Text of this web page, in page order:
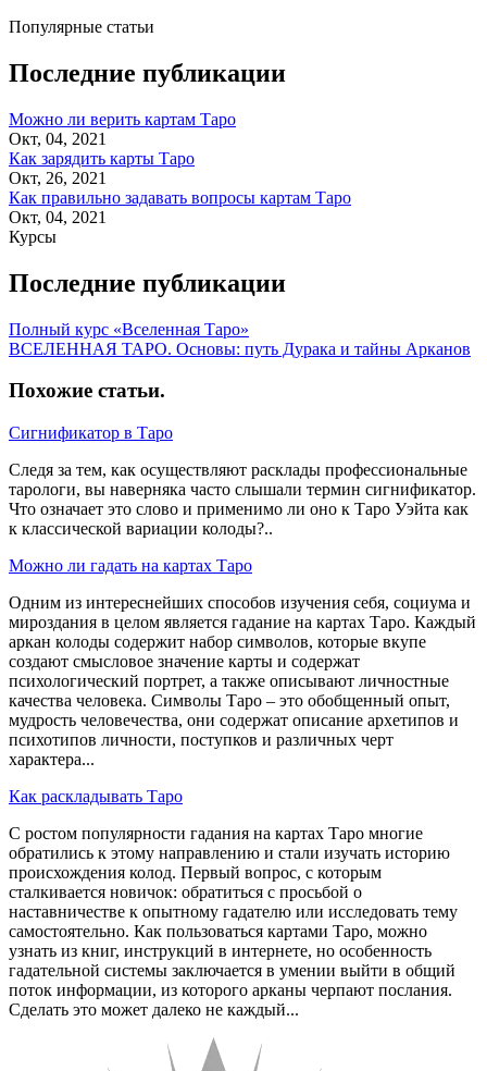
Популярные статьи
Последние публикации
Можно ли верить картам Таро
Окт, 04, 2021
Как зарядить карты Таро
Окт, 26, 2021
Как правильно задавать вопросы картам Таро
Окт, 04, 2021
Курсы
Последние публикации
Полный курс «Вселенная Таро»
ВСЕЛЕННАЯ ТАРО. Основы: путь Дурака и тайны Арканов
Похожие статьи.
Сигнификатор в Таро
Следя за тем, как осуществляют расклады профессиональные
тарологи, вы наверняка часто слышали термин сигнификатор.
Что означает это слово и применимо ли оно к Таро Уэйта как
к классической вариации колоды?..
Можно ли гадать на картах Таро
Одним из интереснейших способов изучения себя, социума и
мироздания в целом является гадание на картах Таро. Каждый
аркан колоды содержит набор символов, которые вкупе
создают смысловое значение карты и содержат
психологический портрет, а также описывают личностные
качества человека. Символы Таро – это обобщенный опыт,
мудрость человечества, они содержат описание архетипов и
психотипов личности, поступков и различных черт
характера...
Как раскладывать Таро
С ростом популярности гадания на картах Таро многие
обратились к этому направлению и стали изучать историю
происхождения колод. Первый вопрос, с которым
сталкивается новичок: обратиться с просьбой о
наставничестве к опытному гадателю или исследовать тему
самостоятельно. Как пользоваться картами Таро, можно
узнать из книг, инструкций в интернете, но особенность
гадательной системы заключается в умении выйти в общий
поток информации, из которого арканы черпают послания.
Сделать это может далеко не каждый...